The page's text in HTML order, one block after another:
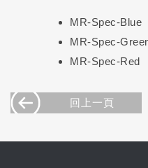
MR-Spec-Blue
MR-Spec-
MR-Spec-Red
回上一頁